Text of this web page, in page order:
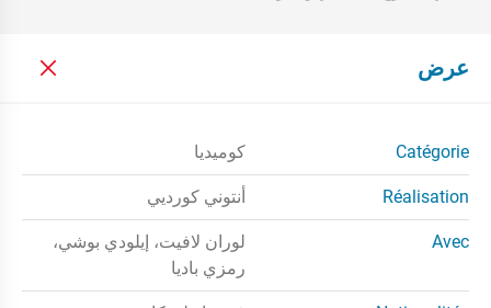
عرض
Catégorie كوميديا
Réalisation أنتوني كورديي
Avec
لوران لافيت، إيلودي بوشي،
رمزي باديا